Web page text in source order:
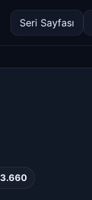
Seri Sayfası
3.660